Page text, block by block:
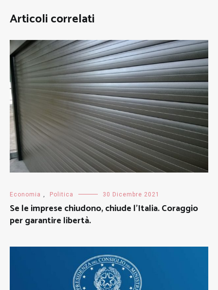
Articoli correlati
Economia , Politica 30 Dicembre 2021
Se le imprese chiudono, chiude l’Italia. Coraggio
per garantire libertà.